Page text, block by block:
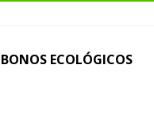
BONOS ECOLÓGICOS